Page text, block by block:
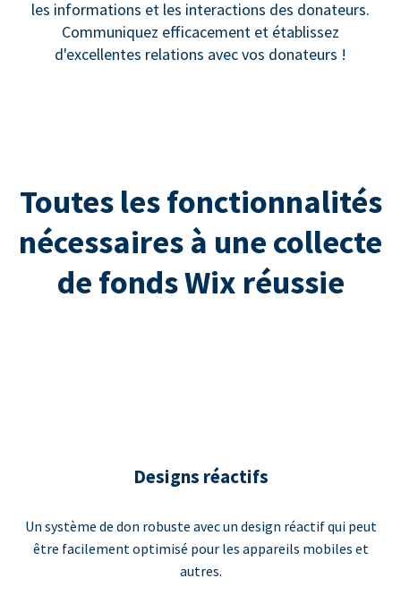
les informations et les interactions des donateurs.
Communiquez efficacement et établissez
d'excellentes relations avec vos donateurs !
Toutes les fonctionnalités
nécessaires à une collecte
de fonds Wix réussie
Designs réactifs
Un système de don robuste avec un design réactif qui peut
être facilement optimisé pour les appareils mobiles et
autres.